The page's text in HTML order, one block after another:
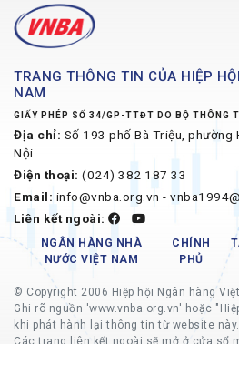
TRANG THÔNG TIN CỦA HIỆP
NAM
GIẤY PHÉP SỐ 34/GP-TTĐT DO BỘ THÔNG
Địa chỉ: Số 193 phố Bà Triệu, phường
Nội
Điện thoại: (024) 382 187 33
Email: info@vnba.org.vn -
Liên kết ngoài:
NGÂN HÀNG NHÀ
NƯỚC VIỆT NAM
CHÍNH
PHỦ
© Copyright 2006 Hiệp hội Ngân hàng
Ghi rõ nguồn 'www.vnba.org.vn' hoặc
khi phát hành lại thông tin từ website này.
Các trang liên kết ngoài sẽ mở ở cửa sổ